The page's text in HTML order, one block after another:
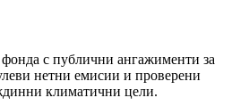
с публични ангажименти за
нетни емисии и проверени
климатични цели.